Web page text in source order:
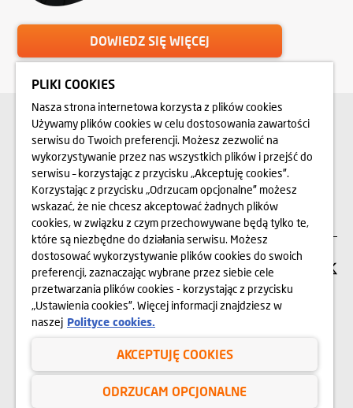
DOWIEDZ SIĘ WIĘCEJ
SZUKASZ PRACY?
Sprawdź nasze
oferty i aplikuj!
KARIERA
SIEDZIBA FIRMY
Dom Development Wrocław Sp. z o.o.
ul. Legnicka 16
53-673 Wrocław
71 747 74 74
PLIKI COOKIES
Nasza strona internetowa korzysta z plików cookies
Używamy plików cookies w celu dostosowania zawartości
serwisu do Twoich preferencji. Możesz zezwolić na
wykorzystywanie przez nas wszystkich plików i przejść do
serwisu – korzystając z przycisku „Akceptuję cookies”.
Korzystając z przycisku „Odrzucam opcjonalne” możesz
wskazać, że nie chcesz akceptować żadnych plików
cookies, w związku z czym przechowywane będą tylko te,
które są niezbędne do działania serwisu. Możesz
dostosować wykorzystywanie plików cookies do swoich
preferencji, zaznaczając wybrane przez siebie cele
przetwarzania plików cookies - korzystając z przycisku
„Ustawienia cookies”. Więcej informacji znajdziesz w
naszej Polityce cookies.
AKCEPTUJĘ COOKIES
ODRZUCAM OPCJONALNE